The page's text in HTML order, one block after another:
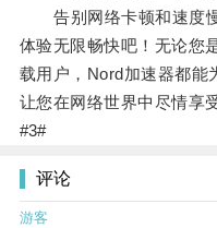
告别网络卡顿和速度慢
体验无限畅快吧！无论您
载用户，Nord加速器都能
让您在网络世界中尽情享
#3#
评论
游客